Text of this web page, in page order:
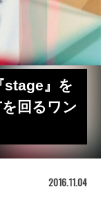
stage』を
回るワン
2016.11.04